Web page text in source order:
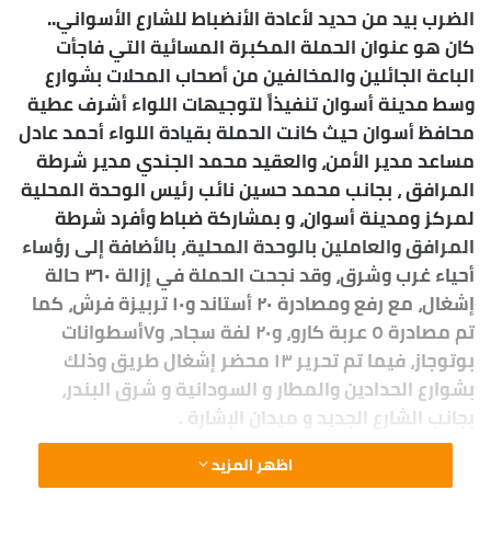
الضرب بيد من حديد لأعادة الأنضباط للشارع الأسواني..
كان هو عنوان الحملة المكبرة المسائية التي فاجأت
الباعة الجائلين والمخالفين من أصحاب المحلات بشوارع
وسط مدينة أسوان تنفيذاً لتوجيهات اللواء أشرف عطية
محافظ أسوان حيث كانت الحملة بقيادة اللواء أحمد عادل
مساعد مدير الأمن، والعقيد محمد الجندي مدير شرطة
المرافق ، بجانب محمد حسين نائب رئيس الوحدة المحلية
لمركز ومدينة أسوان، و بمشاركة ضباط وأفرد شرطة
المرافق والعاملين بالوحدة المحلية، بالأضافة إلى رؤساء
أحياء غرب وشرق، وقد نجحت الحملة في إزالة ٣٦٠ حالة
إشغال، مع رفع ومصادرة ٢٠ أستاند و١٠ تربيزة فرش، كما
تم مصادرة ٥ عربة كارو، و٢٠ لفة سجاد، و٧أسطوانات
بوتوجاز، فيما تم تحرير ١٣ محضر إشغال طريق وذلك
بشوارع الحدادين والمطار و السودانية و شرق البندر،
بجانب الشارع الجديد و ميدان الإشارة .
اظهر المزيد